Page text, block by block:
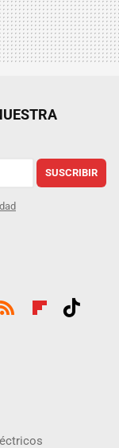
SUSCRIBIR